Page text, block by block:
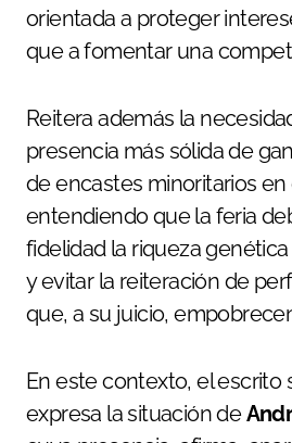
orientada a proteger
que a fomentar una
Reitera además la
presencia más sólida de
de encastes minoritarios en
entendiendo que la feria
fidelidad la riqueza
y evitar la reiteración de
que, a su juicio,
En este contexto, el escrito
expresa la situación de